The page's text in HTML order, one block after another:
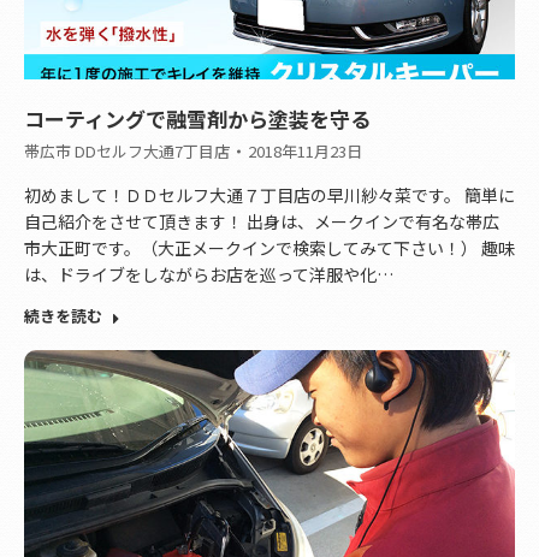
コーティングで融雪剤から塗装を守る
帯広市 DDセルフ大通7丁目店 2018年11月23日
初めまして！ＤＤセルフ大通７丁目店の早川紗々菜です。 簡単に
自己紹介をさせて頂きます！ 出身は、メークインで有名な帯広
市大正町です。（大正メークインで検索してみて下さい！） 趣味
は、ドライブをしながらお店を巡って洋服や化…
続きを読む